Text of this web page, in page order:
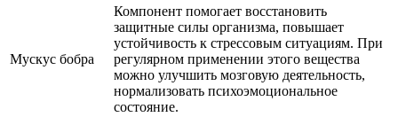
Мускус бобра
Компонент помогает восстановить
защитные силы организма, повышает
устойчивость к стрессовым ситуациям. При
регулярном применении этого вещества
можно улучшить мозговую деятельность,
нормализовать психоэмоциональное
состояние.